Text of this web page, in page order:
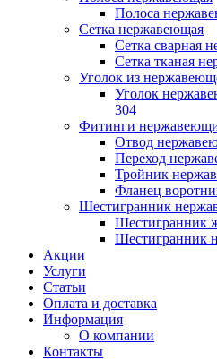
Полоса
Сетка нержавеющая
Сетка сварная
Сетка тканая
Уголок из
Уголок
304
Фитинги
Отвод
Переход
Тройник
Фланец
Шестигранник
Шестигранник
Шестигранник
Акции
Услуги
Статьи
Оплата и доставка
Информация
О компании
Контакты